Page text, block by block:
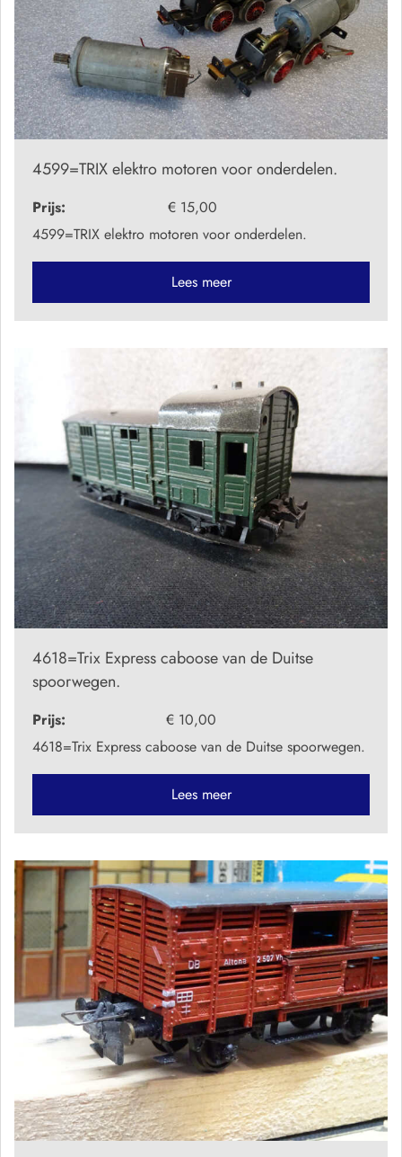
4599=TRIX elektro motoren voor onderdelen.
Prijs:
€ 15,00
4599=TRIX elektro motoren voor onderdelen.
Lees meer
4618=Trix Express caboose van de Duitse
spoorwegen.
Prijs:
€ 10,00
4618=Trix Express caboose van de Duitse spoorwegen.
Lees meer